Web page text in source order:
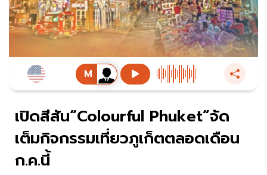
เปิดสีสัน“Colourful Phuket”จัด
เต็มกิจกรรมเที่ยวภูเก็ตตลอดเดือน
ก.ค.นี้